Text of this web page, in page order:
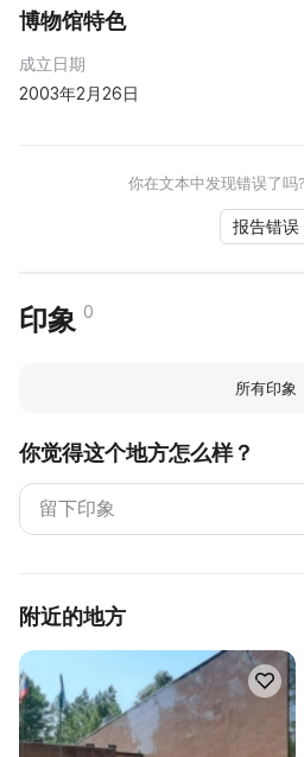
博物馆特色
成立日期
2003年2月26日
你在文本中发现错误了吗
报告错误
印象 0
所有印象
你觉得这个地方怎么样？
附近的地方